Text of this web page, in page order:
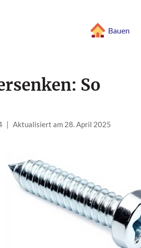
Bauen
So
| Aktualisiert am 28. April 2025